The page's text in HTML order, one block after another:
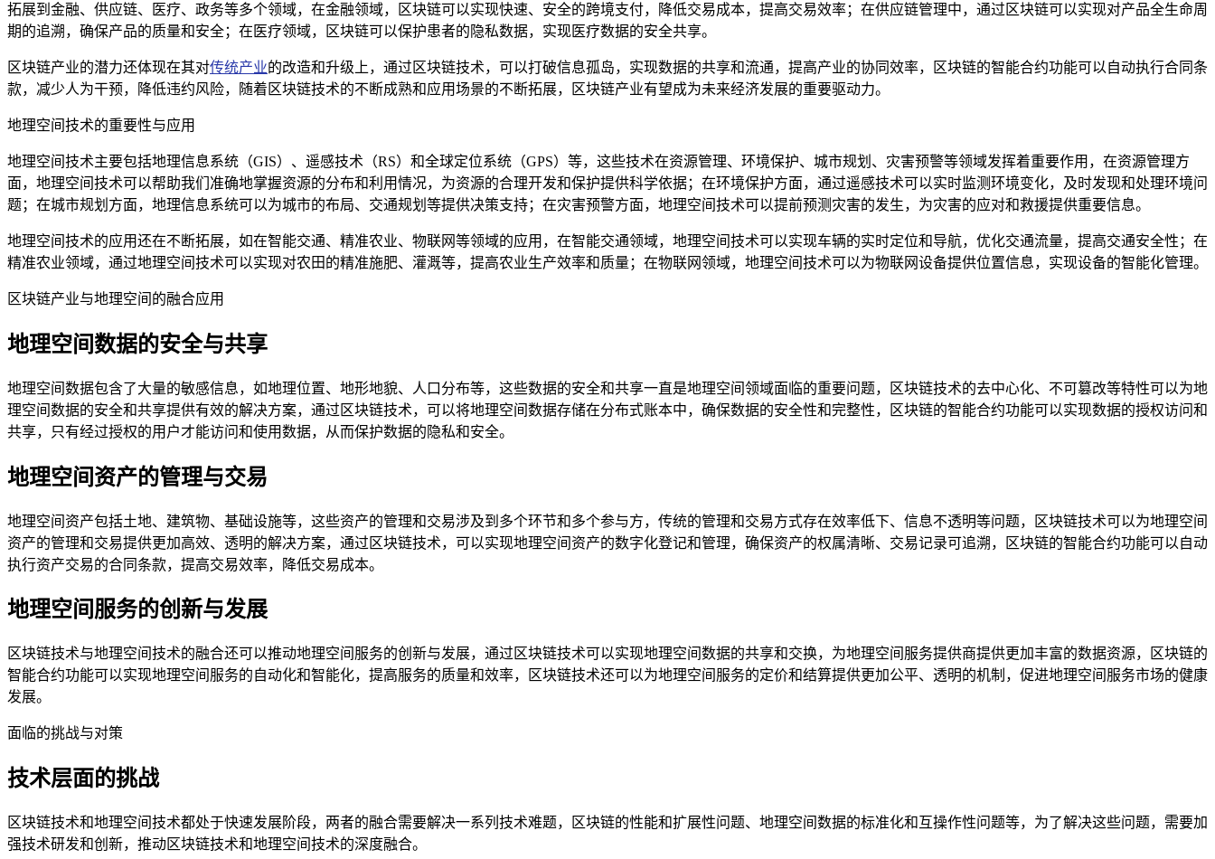
拓展到金融、供应链、医疗、政务等多个领域，在金融领域，区块链可以实现快速、安全的跨境支付，降低交易成本，提高交易效率；在供应链管理中，通过区块链可以实现对产品全生命周
期的追溯，确保产品的质量和安全；在医疗领域，区块链可以保护患者的隐私数据，实现医疗数据的安全共享。
区块链产业的潜力还体现在其对传统产业的改造和升级上，通过区块链技术，可以打破信息孤岛，实现数据的共享和流通，提高产业的协同效率，区块链的智能合约功能可以自动执行合同条
款，减少人为干预，降低违约风险，随着区块链技术的不断成熟和应用场景的不断拓展，区块链产业有望成为未来经济发展的重要驱动力。
地理空间技术的重要性与应用
地理空间技术主要包括地理信息系统（GIS）、遥感技术（RS）和全球定位系统（GPS）等，这些技术在资源管理、环境保护、城市规划、灾害预警等领域发挥着重要作用，在资源管理方
面，地理空间技术可以帮助我们准确地掌握资源的分布和利用情况，为资源的合理开发和保护提供科学依据；在环境保护方面，通过遥感技术可以实时监测环境变化，及时发现和处理环境问
题；在城市规划方面，地理信息系统可以为城市的布局、交通规划等提供决策支持；在灾害预警方面，地理空间技术可以提前预测灾害的发生，为灾害的应对和救援提供重要信息。
地理空间技术的应用还在不断拓展，如在智能交通、精准农业、物联网等领域的应用，在智能交通领域，地理空间技术可以实现车辆的实时定位和导航，优化交通流量，提高交通安全性；在
精准农业领域，通过地理空间技术可以实现对农田的精准施肥、灌溉等，提高农业生产效率和质量；在物联网领域，地理空间技术可以为物联网设备提供位置信息，实现设备的智能化管理。
区块链产业与地理空间的融合应用
地理空间数据的安全与共享
地理空间数据包含了大量的敏感信息，如地理位置、地形地貌、人口分布等，这些数据的安全和共享一直是地理空间领域面临的重要问题，区块链技术的去中心化、不可篡改等特性可以为地
理空间数据的安全和共享提供有效的解决方案，通过区块链技术，可以将地理空间数据存储在分布式账本中，确保数据的安全性和完整性，区块链的智能合约功能可以实现数据的授权访问和
共享，只有经过授权的用户才能访问和使用数据，从而保护数据的隐私和安全。
地理空间资产的管理与交易
地理空间资产包括土地、建筑物、基础设施等，这些资产的管理和交易涉及到多个环节和多个参与方，传统的管理和交易方式存在效率低下、信息不透明等问题，区块链技术可以为地理空间
资产的管理和交易提供更加高效、透明的解决方案，通过区块链技术，可以实现地理空间资产的数字化登记和管理，确保资产的权属清晰、交易记录可追溯，区块链的智能合约功能可以自动
执行资产交易的合同条款，提高交易效率，降低交易成本。
地理空间服务的创新与发展
区块链技术与地理空间技术的融合还可以推动地理空间服务的创新与发展，通过区块链技术可以实现地理空间数据的共享和交换，为地理空间服务提供商提供更加丰富的数据资源，区块链的
智能合约功能可以实现地理空间服务的自动化和智能化，提高服务的质量和效率，区块链技术还可以为地理空间服务的定价和结算提供更加公平、透明的机制，促进地理空间服务市场的健康
发展。
面临的挑战与对策
技术层面的挑战
区块链技术和地理空间技术都处于快速发展阶段，两者的融合需要解决一系列技术难题，区块链的性能和扩展性问题、地理空间数据的标准化和互操作性问题等，为了解决这些问题，需要加
强技术研发和创新，推动区块链技术和地理空间技术的深度融合。